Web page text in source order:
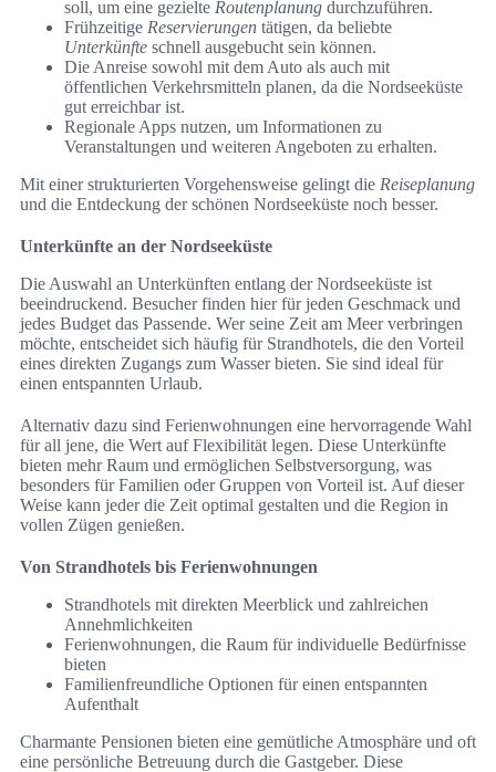
soll, um eine gezielte Routenplanung durchzuführen.
Frühzeitige Reservierungen tätigen, da beliebte
Unterkünfte schnell ausgebucht sein können.
Die Anreise sowohl mit dem Auto als auch mit
öffentlichen Verkehrsmitteln planen, da die Nordseeküste
gut erreichbar ist.
Regionale Apps nutzen, um Informationen zu
Veranstaltungen und weiteren Angeboten zu erhalten.
Mit einer strukturierten Vorgehensweise gelingt die Reiseplanung
und die Entdeckung der schönen Nordseeküste noch besser.
Unterkünfte an der Nordseeküste
Die Auswahl an Unterkünften entlang der Nordseeküste ist
beeindruckend. Besucher finden hier für jeden Geschmack und
jedes Budget das Passende. Wer seine Zeit am Meer verbringen
möchte, entscheidet sich häufig für Strandhotels, die den Vorteil
eines direkten Zugangs zum Wasser bieten. Sie sind ideal für
einen entspannten Urlaub.
Alternativ dazu sind Ferienwohnungen eine hervorragende Wahl
für all jene, die Wert auf Flexibilität legen. Diese Unterkünfte
bieten mehr Raum und ermöglichen Selbstversorgung, was
besonders für Familien oder Gruppen von Vorteil ist. Auf dieser
Weise kann jeder die Zeit optimal gestalten und die Region in
vollen Zügen genießen.
Von Strandhotels bis Ferienwohnungen
Strandhotels mit direkten Meerblick und zahlreichen
Annehmlichkeiten
Ferienwohnungen, die Raum für individuelle Bedürfnisse
bieten
Familienfreundliche Optionen für einen entspannten
Aufenthalt
Charmante Pensionen bieten eine gemütliche Atmosphäre und oft
eine persönliche Betreuung durch die Gastgeber. Diese